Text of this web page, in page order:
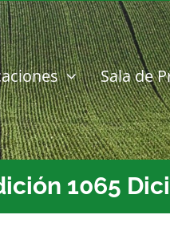
Sala de
1065